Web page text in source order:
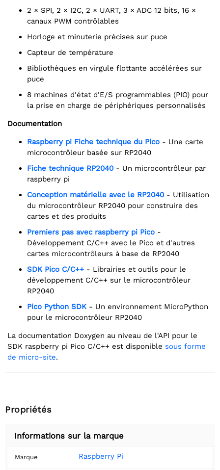
2 × SPI, 2 × I2C, 2 × UART, 3 × ADC 12 bits, 16 ×
canaux PWM contrôlables
Horloge et minuterie précises sur puce
Capteur de température
Bibliothèques en virgule flottante accélérées sur
puce
8 machines d'état d'E/S programmables (PIO) pour
la prise en charge de périphériques personnalisés
Documentation
raspberry pi Fiche technique du Pico - Une carte
microcontrôleur basée sur RP2040
Fiche technique RP2040 - Un microcontrôleur par
raspberry pi
Conception matérielle avec le RP2040 - Utilisation
du microcontrôleur RP2040 pour construire des
cartes et des produits
Premiers pas avec raspberry pi Pico -
Développement C/C++ avec le Pico et d'autres
cartes microcontrôleurs à base de RP2040
SDK Pico C/C++ - Librairies et outils pour le
développement C/C++ sur le microcontrôleur
RP2040
Pico Python SDK - Un environnement MicroPython
pour le microcontrôleur RP2040
La documentation Doxygen au niveau de l'API pour le
SDK raspberry pi Pico C/C++ est disponible sous forme
de micro-site.
Propriétés
Informations sur la marque
Marque Raspberry Pi